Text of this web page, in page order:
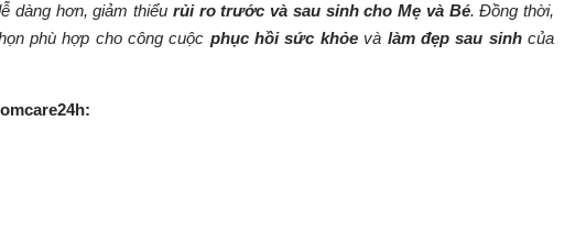
dàng hơn, giảm thiểu rủi ro trước và sau sinh cho Mẹ và Bé. Đồng thời,
phù hợp cho công cuộc phục hồi sức khỏevà làm đẹp sau sinhcủa